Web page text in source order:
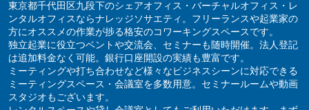
東京都千代田区九段下のシェアオフィス・バーチャルオフィス・レ
ンタルオフィスならナレッジソサエティ。フリーランスや起業家の
方にオススメの作業が捗る格安のコワーキングスペースです。
独立起業に役立つベントや交流会、セミナーも随時開催。法人登記
は追加料金なく可能。銀行口座開設の実績も豊富です。
ミーティングや打ち合わせなど様々なビジネスシーンに対応できる
ミーティングスペース・会議室を多数用意。セミナールームや動画
スタジオもございます。